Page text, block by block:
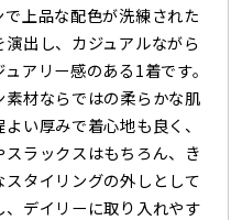
で上品な配色が洗練された
演出し、カジュアルながら
アリー感のある1着です。
素材ならではの柔らかな肌
い厚みで着心地も良く、
スラックスはもちろん、き
スタイリングの外しとして
、デイリーに取り入れやす